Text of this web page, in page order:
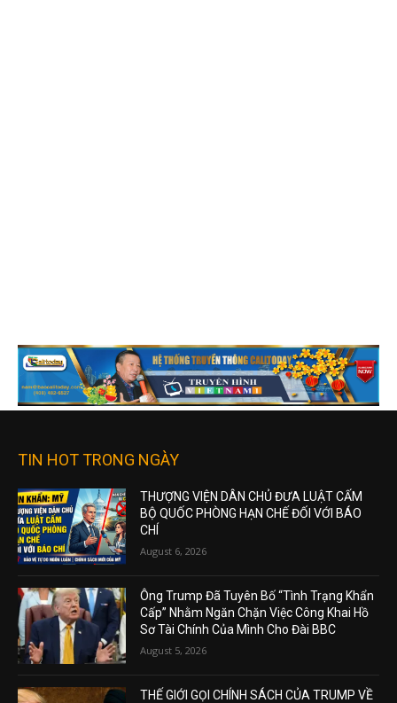
TIN HOT TRONG NGÀY
THƯỢNG VIỆN DÂN CHỦ ĐƯA LUẬT CẤM
BỘ QUỐC PHÒNG HẠN CHẾ ĐỐI VỚI BÁO
CHÍ
August 6, 2026
Ông Trump Đã Tuyên Bố “Tình Trạng Khẩn
Cấp” Nhằm Ngăn Chặn Việc Công Khai Hồ
Sơ Tài Chính Của Mình Cho Đài BBC
August 5, 2026
THẾ GIỚI GỌI CHÍNH SÁCH CỦA TRUMP VỀ